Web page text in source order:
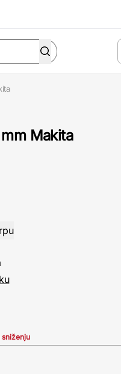
Makita
sniženju